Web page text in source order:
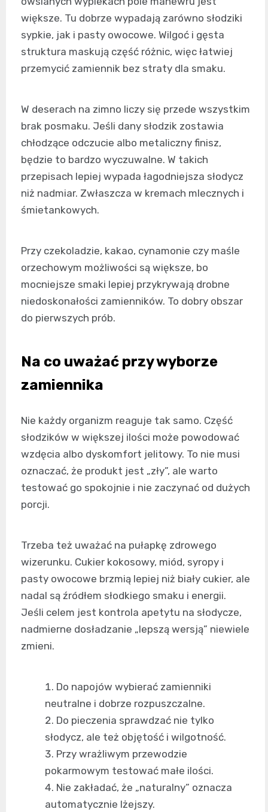
większe. Tu dobrze wypadają zarówno słodziki
sypkie, jak i pasty owocowe. Wilgoć i gęsta
struktura maskują część różnic, więc łatwiej
przemycić zamiennik bez straty dla smaku.
W deserach na zimno liczy się przede wszystkim
brak posmaku. Jeśli dany słodzik zostawia
chłodzące odczucie albo metaliczny finisz,
będzie to bardzo wyczuwalne. W takich
przepisach lepiej wypada łagodniejsza słodycz
niż nadmiar. Zwłaszcza w kremach mlecznych i
śmietankowych.
Przy czekoladzie, kakao, cynamonie czy maśle
orzechowym możliwości są większe, bo
mocniejsze smaki lepiej przykrywają drobne
niedoskonałości zamienników. To dobry obszar
do pierwszych prób.
Na co uważać przy wyborze
zamiennika
Nie każdy organizm reaguje tak samo. Część
słodzików w większej ilości może powodować
wzdęcia albo dyskomfort jelitowy. To nie musi
oznaczać, że produkt jest „zły”, ale warto
testować go spokojnie i nie zaczynać od dużych
porcji.
Trzeba też uważać na pułapkę zdrowego
wizerunku. Cukier kokosowy, miód, syropy i
pasty owocowe brzmią lepiej niż biały cukier, ale
nadal są źródłem słodkiego smaku i energii.
Jeśli celem jest kontrola apetytu na słodycze,
nadmierne dosładzanie „lepszą wersją” niewiele
zmieni.
Do napojów wybierać zamienniki
neutralne i dobrze rozpuszczalne.
Do pieczenia sprawdzać nie tylko
słodycz, ale też objętość i wilgotność.
Przy wrażliwym przewodzie
pokarmowym testować małe ilości.
Nie zakładać, że „naturalny” oznacza
automatycznie lżejszy.